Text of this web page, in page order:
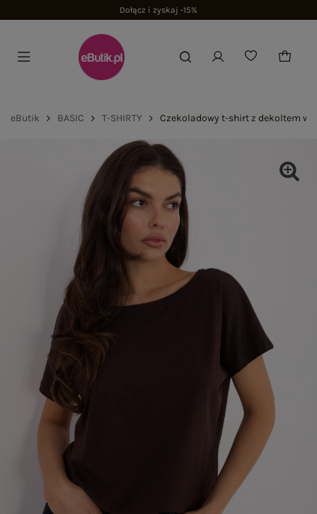
eButik BASIC T-SHIRTY Czekoladowy t-shirt z dekoltem w